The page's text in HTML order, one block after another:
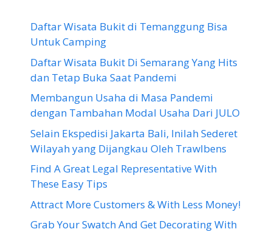
Daftar Wisata Bukit di Temanggung Bisa
Untuk Camping
Daftar Wisata Bukit Di Semarang Yang Hits
dan Tetap Buka Saat Pandemi
Membangun Usaha di Masa Pandemi
dengan Tambahan Modal Usaha Dari JULO
Selain Ekspedisi Jakarta Bali, Inilah Sederet
Wilayah yang Dijangkau Oleh Trawlbens
Find A Great Legal Representative With
These Easy Tips
Attract More Customers & With Less Money!
Grab Your Swatch And Get Decorating With